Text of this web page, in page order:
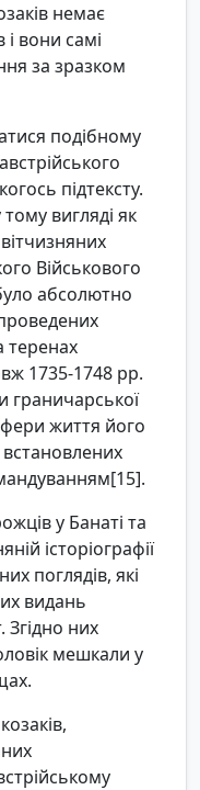
немає
і вони самі
за зразком
подібному
підтексту.
тому вигляді як
Військового
абсолютно
теренах
1735-1748 рр.
граничарської
життя його
встановлених
у Банаті та
історіографії
поглядів, які
видань
них
мешкали у